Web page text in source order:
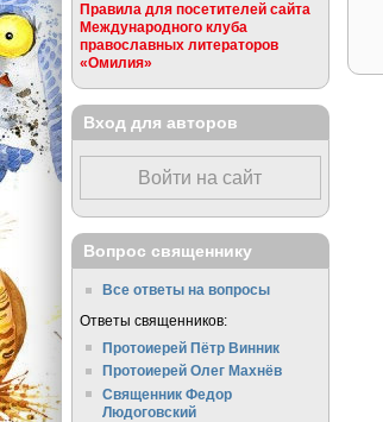
Правила для посетителей сайта
Международного клуба
православных литераторов
«Омилия»
Вход для авторов
Войти на сайт
Вопрос священнику
Все ответы на вопросы
Ответы священников:
Протоиерей Пётр Винник
Протоиерей Олег Махнёв
Священник Федор
Людоговский